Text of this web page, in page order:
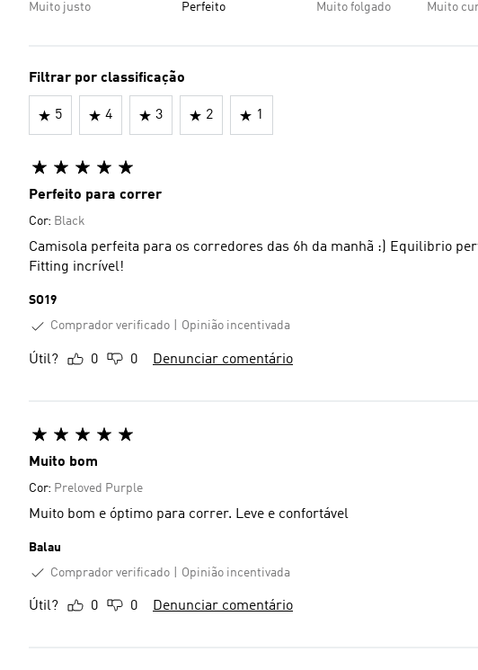
Muito justo Perfeito Muito folgado Muito
Filtrar por classificação
5 4 3 2 1
Perfeito para correr
Cor: Black
Camisola perfeita para os corredores das 6h da manhã :) Equilibrio
Fitting incrível!
SO19
Comprador verificado
Opinião incentivada
Útil? 0 0 Denunciar comentário
Muito bom
Cor: Preloved Purple
Muito bom e óptimo para correr. Leve e confortável
Balau
Comprador verificado
Opinião incentivada
Útil? 0 0 Denunciar comentário